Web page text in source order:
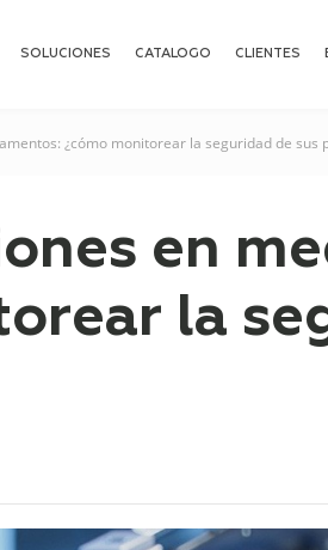
SOLUCIONES CATALOGO CLIENTES
¿cómo monitorear la seguridad de sus
en
la